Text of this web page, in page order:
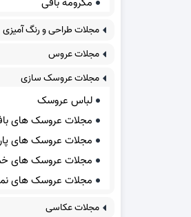
مجلات طراحی و رنگ آمیزی
مجلات عروس
مجلات عروسک سازی
لباس عروسک
مجلات عروسک های
مجلات عروسک های
مجلات عروسک های
مجلات عروسک های
مجلات عکاسی